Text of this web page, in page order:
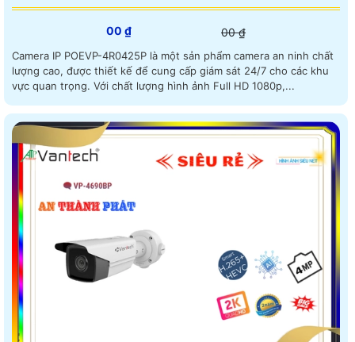
00 ₫ 00 ₫
Camera IP POEVP-4R0425P là một sản phẩm camera an ninh chất
lượng cao, được thiết kế để cung cấp giám sát 24/7 cho các khu
vực quan trọng. Với chất lượng hình ảnh Full HD 1080p,...